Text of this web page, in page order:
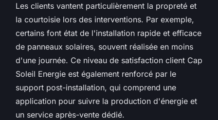
Les clients vantent particulièrement la propreté et
la courtoisie lors des interventions. Par exemple,
certains font état de l'installation rapide et efficace
de panneaux solaires, souvent réalisée en moins
d'une journée. Ce niveau de satisfaction client Cap
Soleil Energie est également renforcé par le
support post-installation, qui comprend une
application pour suivre la production d'énergie et
un service après-vente dédié.